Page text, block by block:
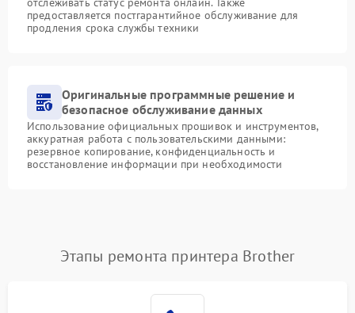
предоставляется постгарантийное обслуживание для
продления срока службы техники
Оригинальные программные решение и
безопасное обслуживание данных
Использование официальных прошивок и инструментов,
аккуратная работа с пользовательскими данными:
резервное копирование, конфиденциальность и
восстановление информации при необходимости
Этапы ремонта принтера Brother